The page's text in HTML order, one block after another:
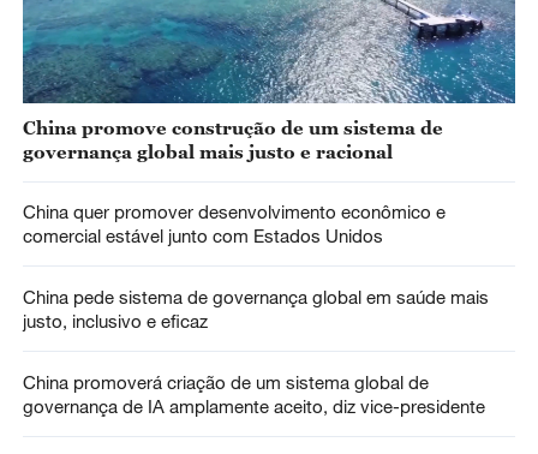
China promove construção de um sistema de
governança global mais justo e racional
China quer promover desenvolvimento econômico e
comercial estável junto com Estados Unidos
China pede sistema de governança global em saúde mais
justo, inclusivo e eficaz
China promoverá criação de um sistema global de
governança de IA amplamente aceito, diz vice-presidente